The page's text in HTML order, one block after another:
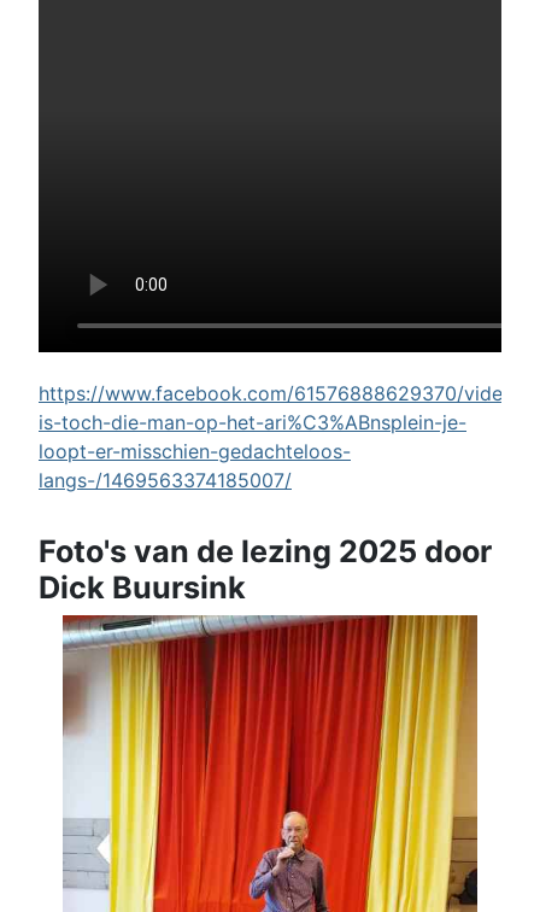
https://www.facebook.com/61576888629370/videos/
is-toch-die-man-op-het-ari%C3%ABnsplein-je-
loopt-er-misschien-gedachteloos-
langs-/1469563374185007/
Foto's van de lezing 2025 door
Dick Buursink